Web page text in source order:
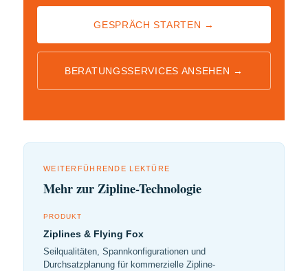
GESPRÄCH STARTEN →
BERATUNGSSERVICES ANSEHEN →
WEITERFÜHRENDE LEKTÜRE
Mehr zur Zipline-Technologie
PRODUKT
Ziplines & Flying Fox
Seilqualitäten, Spannkonfigurationen und
Durchsatzplanung für kommerzielle Zipline-